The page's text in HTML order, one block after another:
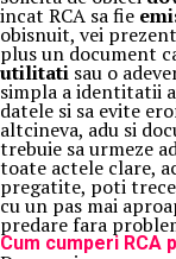
incat RCA sa fie
obisnuit, vei
plus un document
utilitati sau o
simpla a identitatii
datele si sa evite
altcineva, adu si
trebuie sa urmeze
toate actele clare,
pregatite, poti
cu un pas mai
predare fara
Cum cumperi RCA